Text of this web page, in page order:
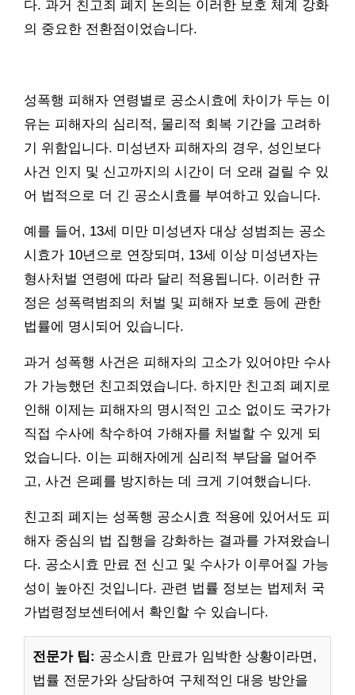
다. 과거 친고죄 폐지 논의는 이러한 보호 체계 강화
의 중요한 전환점이었습니다.
성폭행 피해자 연령별로 공소시효에 차이가 두는 이
유는 피해자의 심리적, 물리적 회복 기간을 고려하
기 위함입니다. 미성년자 피해자의 경우, 성인보다
사건 인지 및 신고까지의 시간이 더 오래 걸릴 수 있
어 법적으로 더 긴 공소시효를 부여하고 있습니다.
예를 들어, 13세 미만 미성년자 대상 성범죄는 공소
시효가 10년으로 연장되며, 13세 이상 미성년자는
형사처벌 연령에 따라 달리 적용됩니다. 이러한 규
정은 성폭력범죄의 처벌 및 피해자 보호 등에 관한
법률에 명시되어 있습니다.
과거 성폭행 사건은 피해자의 고소가 있어야만 수사
가 가능했던 친고죄였습니다. 하지만 친고죄 폐지로
인해 이제는 피해자의 명시적인 고소 없이도 국가가
직접 수사에 착수하여 가해자를 처벌할 수 있게 되
었습니다. 이는 피해자에게 심리적 부담을 덜어주
고, 사건 은폐를 방지하는 데 크게 기여했습니다.
친고죄 폐지는 성폭행 공소시효 적용에 있어서도 피
해자 중심의 법 집행을 강화하는 결과를 가져왔습니
다. 공소시효 만료 전 신고 및 수사가 이루어질 가능
성이 높아진 것입니다. 관련 법률 정보는 법제처 국
가법령정보센터에서 확인할 수 있습니다.
전문가 팁: 공소시효 만료가 임박한 상황이라면,
법률 전문가와 상담하여 구체적인 대응 방안을